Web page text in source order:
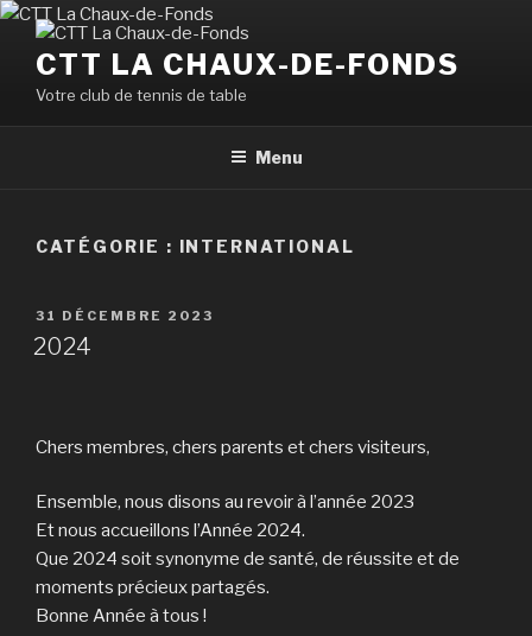
Aller
contenu
principal
CTT LA CHAUX-DE-FONDS
Votre club de tennis de table
Menu
CATÉGORIE : INTERNATIONAL
PUBLIÉ
LE
31 DÉCEMBRE 2023
2024
Chers membres, chers parents et chers visiteurs,
Ensemble, nous disons au revoir à l’année 2023
Et nous accueillons l’Année 2024.
Que 2024 soit synonyme de santé, de réussite et de
moments précieux partagés.
Bonne Année à tous !